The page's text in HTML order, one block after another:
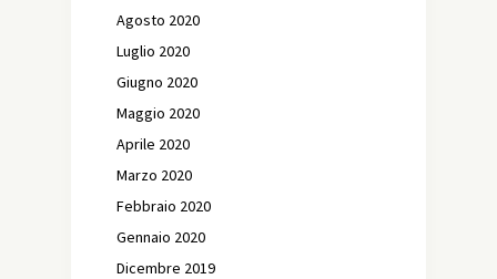
Agosto 2020
Luglio 2020
Giugno 2020
Maggio 2020
Aprile 2020
Marzo 2020
Febbraio 2020
Gennaio 2020
Dicembre 2019